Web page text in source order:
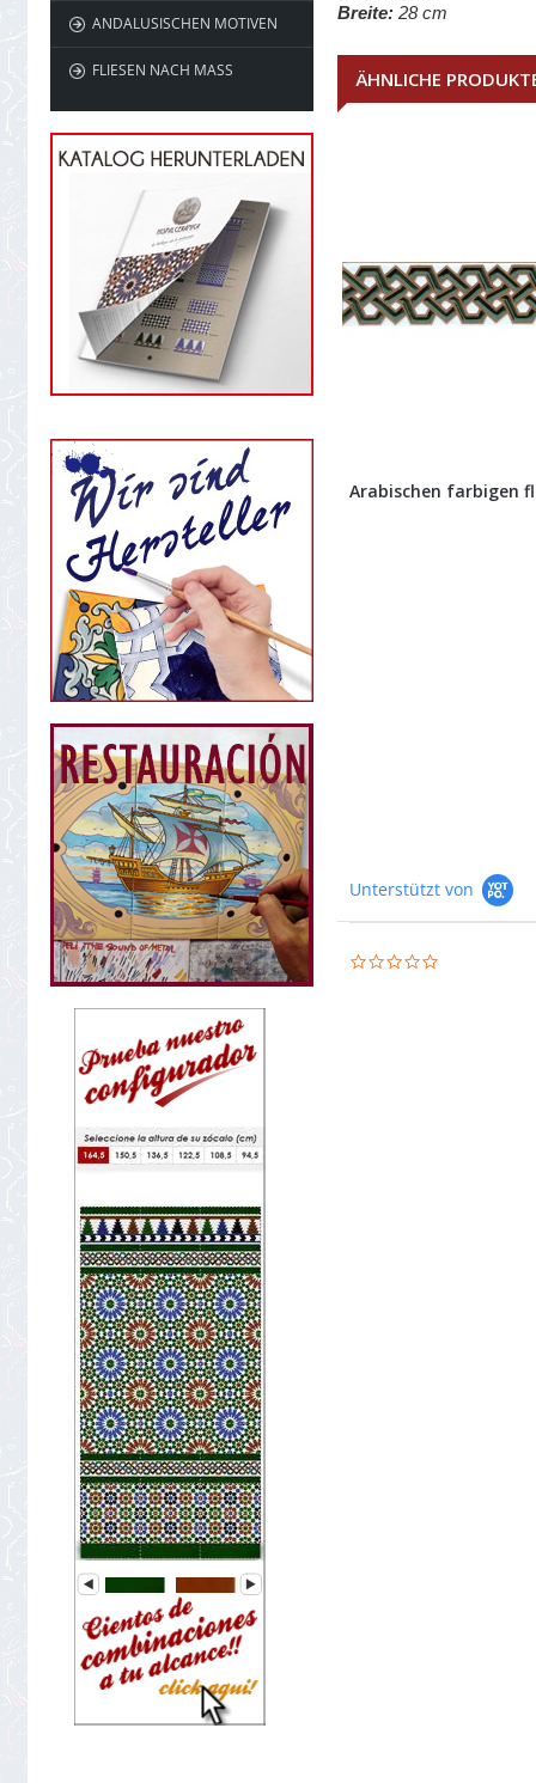
ANDALUSISCHEN MOTIVEN
FLIESEN NACH MASS
Breite: 28 cm
ÄHNLICHE
Arabischen farbigen
Unterstützt von